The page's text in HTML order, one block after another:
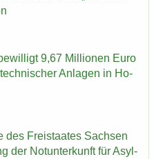
9,67 Mil­lio­nen Euro
An­la­gen in Ho­
des Frei­staa­tes Sach­sen
der Not­un­ter­kunft für Asyl­